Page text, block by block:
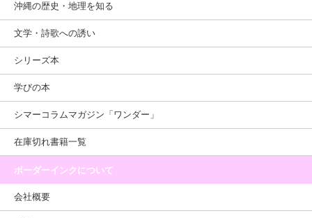
沖縄の歴史・地理を知る
文学・詩歌への誘い
シリーズ本
学びの本
シマーコラムマガジン「ワンダー」
在庫切れ書籍一覧
ボーダーインクについて
会社概要